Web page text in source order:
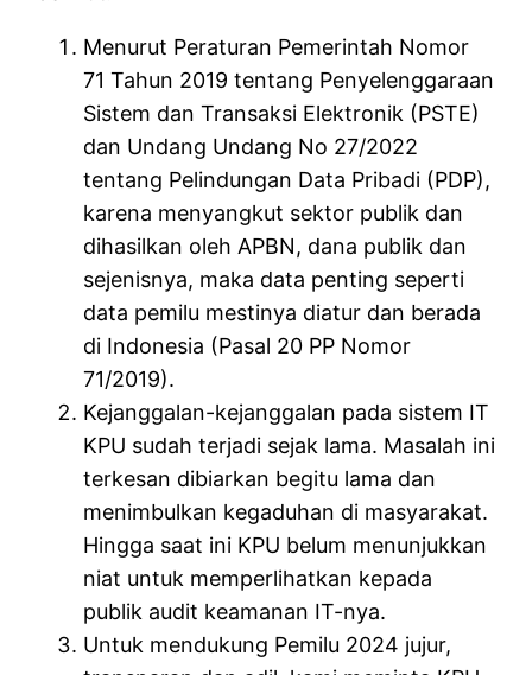
Menurut Peraturan Pemerintah Nomor
71 Tahun 2019 tentang Penyelenggaraan
Sistem dan Transaksi Elektronik (PSTE)
dan Undang Undang No 27/2022
tentang Pelindungan Data Pribadi (PDP),
karena menyangkut sektor publik dan
dihasilkan oleh APBN, dana publik dan
sejenisnya, maka data penting seperti
data pemilu mestinya diatur dan berada
di Indonesia (Pasal 20 PP Nomor
71/2019).
Kejanggalan-kejanggalan pada sistem IT
KPU sudah terjadi sejak lama. Masalah ini
terkesan dibiarkan begitu lama dan
menimbulkan kegaduhan di masyarakat.
Hingga saat ini KPU belum menunjukkan
niat untuk memperlihatkan kepada
publik audit keamanan IT-nya.
Untuk mendukung Pemilu 2024 jujur,